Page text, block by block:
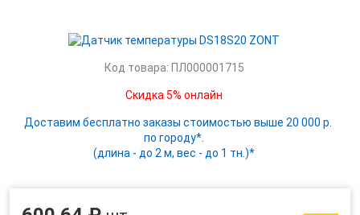
Код товара: ПЛ000001715
Скидка 5% онлайн
Доставим бесплатно заказы стоимостью выше 20 000 р.
по городу*.
(длина - до 2 м, вес - до 1 тн.)*